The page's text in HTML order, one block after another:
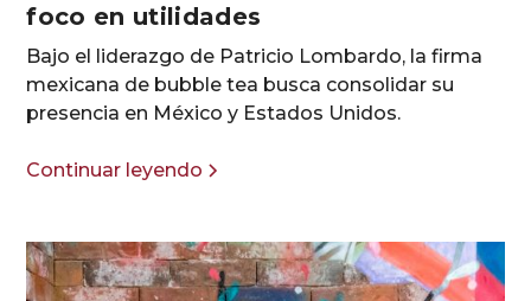
foco en utilidades
Bajo el liderazgo de Patricio Lombardo, la firma
mexicana de bubble tea busca consolidar su
presencia en México y Estados Unidos.
Continuar leyendo